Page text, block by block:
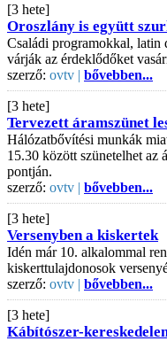
[3 hete]
Oroszlány is együtt
Családi programokkal, latin
várják az érdeklődőket
szerző: ovtv | bővebben...
[3 hete]
Tervezett áramszünet
Hálózatbővítési munkák
15.30 között szünetelhet az
pontján.
szerző: ovtv | bővebben...
[3 hete]
Versenyben a kiskertek
Idén már 10. alkalommal
kiskerttulajdonosok
szerző: ovtv | bővebben...
[3 hete]
Kábítószer-